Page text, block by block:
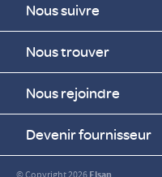
Nous suivre
Nous trouver
Nous rejoindre
Devenir fournisseur